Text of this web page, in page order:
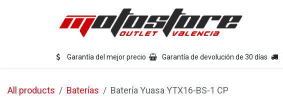
Equipamiento moto
Garantía del mejor precio Garantía de devolución de 30 días
All products Baterías Batería Yuasa YTX16-BS-1 CP